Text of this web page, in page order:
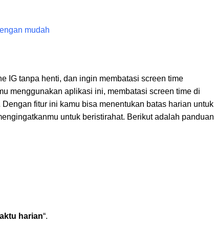
mudah
IG tanpa henti, dan ingin membatasi screen time
menggunakan aplikasi ini, membatasi screen time di
fitur ini kamu bisa menentukan batas harian untuk
untuk beristirahat. Berikut adalah panduan
harian“.